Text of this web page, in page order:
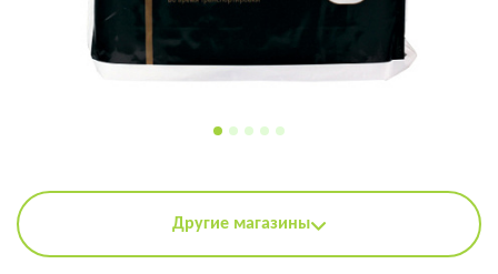
Другие магазины